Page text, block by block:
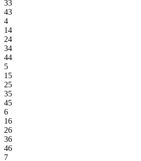
33
43
4
14
24
34
44
5
15
25
35
45
6
16
26
36
46
7